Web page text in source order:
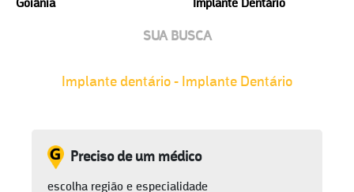
Goiânia Implante Dentário
SUA BUSCA
Implante dentário - Implante Dentário
Preciso de um médico
escolha região e especialidade